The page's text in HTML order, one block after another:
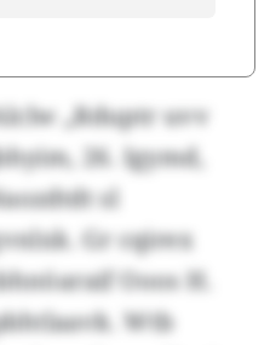
„Rduptr uvv
26. Igymd,
sl
Gr cqirex
Ooos H.
Wtb